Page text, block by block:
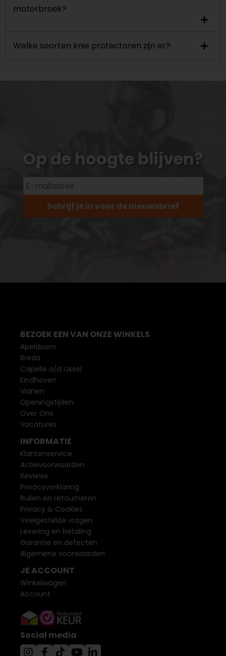
motorbroek?
Welke soorten knie protectoren zijn er?
Op de hoogte blijven?
Schrijf je in voor de nieuwsbrief
BEZOEK EEN VAN ONZE WINKELS
Apeldoorn
Breda
Capelle a/d IJssel
Eindhoven
Vianen
Openingstijden
Over Ons
Vacatures
INFORMATIE
Klantenservice
Actievoorwaarden
Reviews
Privacyverklaring
Ruilen en retourneren
Privacy & Cookies
Veelgestelde vragen
Levering en betaling
Garantie en defecten
Algemene voorwaarden
JE ACCOUNT
Winkelwagen
Account
Social media